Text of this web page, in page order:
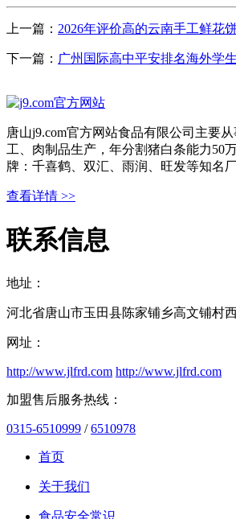
上一篇： 2026年评价高的云南手工鲜花
下一篇： 广州国际高中平安排名海外学
唐山j9.com官方网站食品有限公司主要
工、肉制品生产，年分割猪白条能力50
牌：千喜鹤、双汇、雨润、旺发等知名
查看详情 >>
联系信息
地址：
河北省唐山市玉田县陈家铺乡高文铺村
网址：
http://www.jlfrd.com http://www.jlfrd.com
加盟售后服务热线：
0315-6510999 /6510978
首页
关于我们